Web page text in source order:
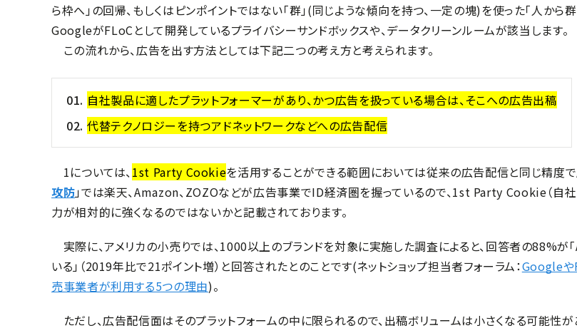
ら枠へ」の回帰、もしくはピンポイントではない「群」(同じような傾向を持つ、一定の塊)を使った「人から
GoogleがFLoCとして開発しているプライバシーサンドボックスや、データクリーンルームが該当します。
この流れから、広告を出す方法としては下記二つの考え方と考えられます。
自社製品に適したプラットフォーマーがあり、かつ広告を扱っている場合は、そこへの広告出稿
代替テクノロジーを持つアドネットワークなどへの広告配信
1については、1st Party Cookieを活用することができる範囲においては従来の広告配信と同じ精度で
攻防」では楽天、Amazon、ZOZOなどが広告事業でID経済圏を握っているので、1st Party Cookie（自
力が相対的に強くなるのではないかと記載されております。
実際に、アメリカの小売りでは、1000以上のブランドを対象に実施した調査によると、回答者の88%
いる」（2019年比で21ポイント増）と回答されたとのことです(ネットショップ担当者フォーラム：Googleや
売事業者が利用する5つの理由)。
ただし、広告配信面はそのプラットフォームの中に限られるので、出稿ボリュームは小さくなる可能性が